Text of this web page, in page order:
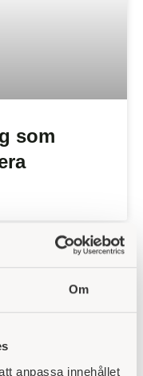
Om
anpassa innehållet
som